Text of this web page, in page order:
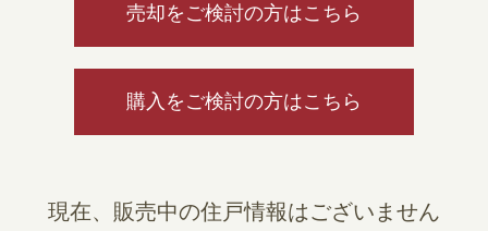
売却をご検討の方はこちら
購入をご検討の方はこちら
現在、販売中の住戸情報はございません